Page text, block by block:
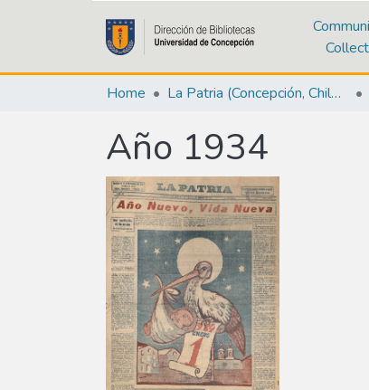
Home La Patria (Concepción, Chile : 1923)
Año 1934